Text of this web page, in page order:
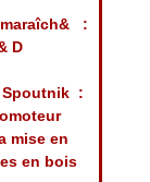
:
D
Spoutnik :
mise en
en bois